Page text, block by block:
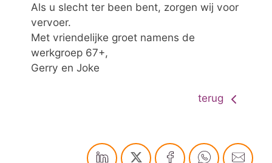
Als u slecht ter been bent, zorgen wij voor
vervoer.
Met vriendelijke groet namens de
werkgroep 67+,
Gerry en Joke
terug